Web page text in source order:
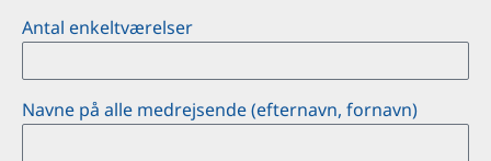
Antal enkeltværelser
Navne på alle medrejsende (efternavn, fornavn)